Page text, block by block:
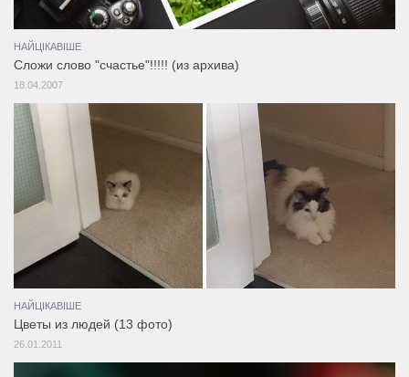
НАЙЦІКАВІШЕ
Сложи слово "счастье"!!!!! (из архива)
18.04.2007
НАЙЦІКАВІШЕ
Цветы из людей (13 фото)
26.01.2011